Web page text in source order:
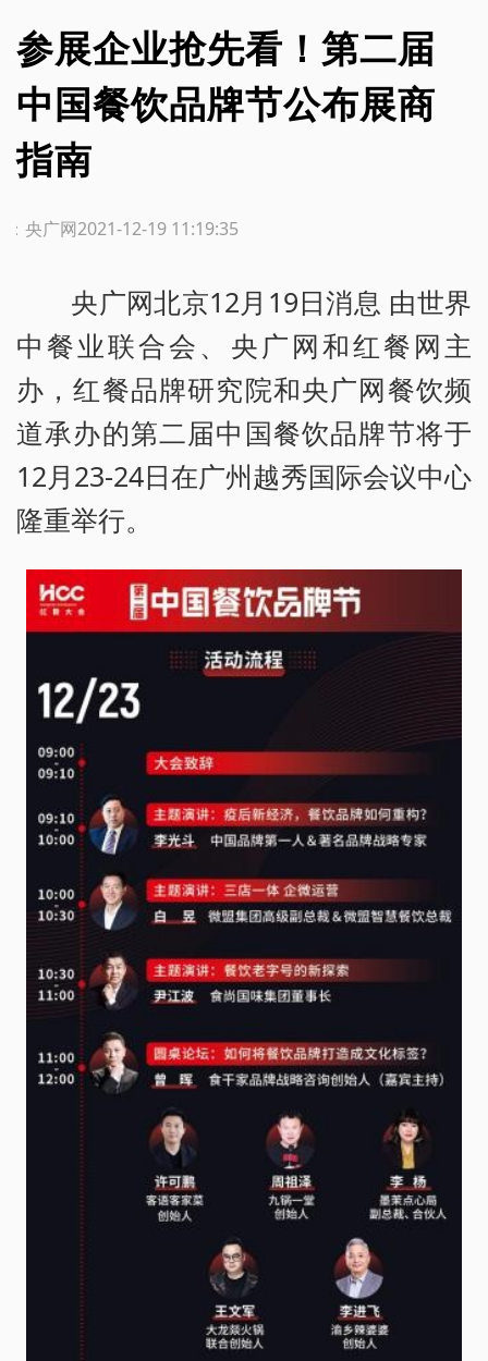
参展企业抢先看！第二届
中国餐饮品牌节公布展商
指南
2021-12-19 11:19:35
：央广网
央广网北京12月19日消息 由世界
中餐业联合会、央广网和红餐网主
办，红餐品牌研究院和央广网餐饮频
道承办的第二届中国餐饮品牌节将于
12月23-24日在广州越秀国际会议中心
隆重举行。